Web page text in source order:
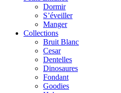
Dormir
S’éveiller
Manger
Collections
Bruit Blanc
Cesar
Dentelles
Dinosaures
Fondant
Goodies